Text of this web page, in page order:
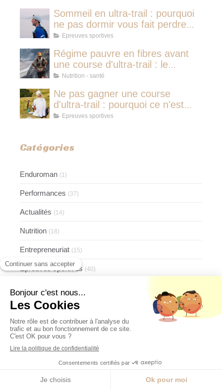
Sommeil en ultra-trail : pourquoi
ne pas dormir vous fait perdre
plus de temps qu'une micro-
Epreuves sportives
Régime pauvre en fibres avant
une course d'ultra-trail : le
protocole nutritionnel des
Nutrition - santé
Ne pas gagner une course
d'ultra-trail : pourquoi ce n'est
jamais avoir couru pour rien
Epreuves sportives
Catégories
Enduroman (1)
Performances (37)
Actualités (14)
Nutrition (18)
Entrepreneuriat (15)
Epreuves sportives (40)
Coaching (34)
Nutrition - santé (18)